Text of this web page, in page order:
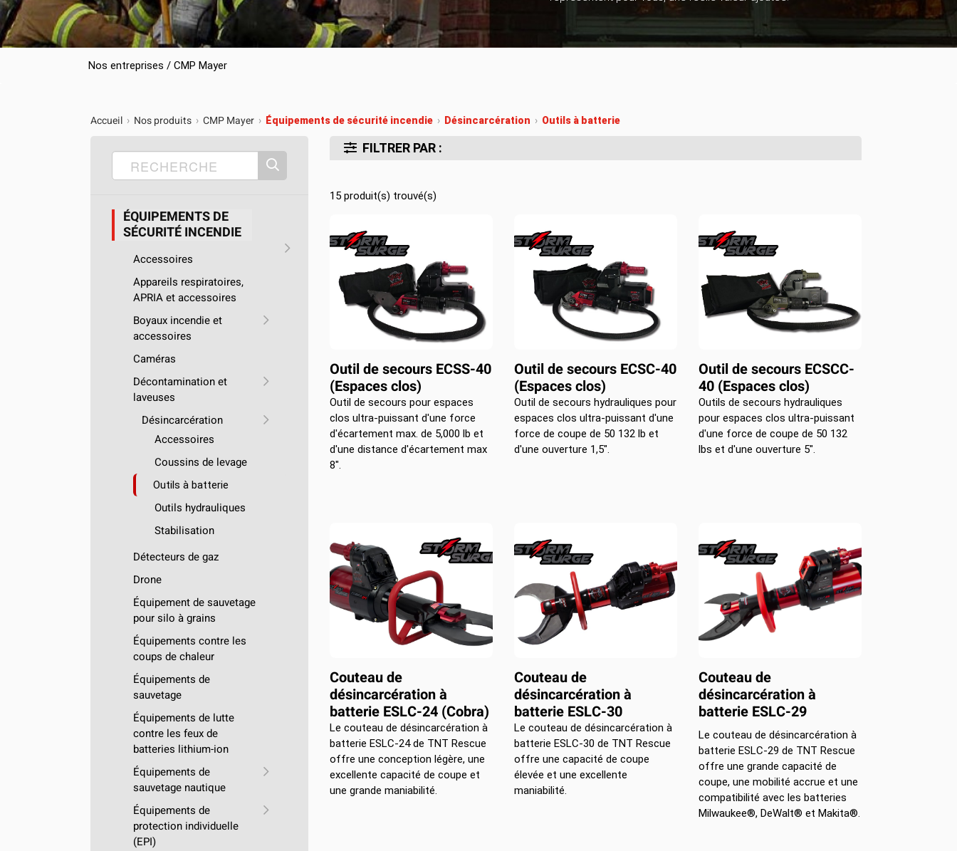
Camions en inventaire usagés
Demande de retour ou d’échange
Démonstration d’équipements
INSPECTION D’ÉCHELLES
CERTIFIÉES NFPA
Location d’habit de combat
Nos entreprises / CMP Mayer
Accueil › Nos produits › CMP Mayer › Équipements de sécurité incendie › Désincarcération › Outils à batterie
ÉQUIPEMENTS DE
SÉCURITÉ INCENDIE
Accessoires
Appareils respiratoires,
APRIA et accessoires
Boyaux incendie et
accessoires
Caméras
Décontamination et
laveuses
Désincarcération
Accessoires
Coussins de levage
Outils à batterie
Outils hydrauliques
Stabilisation
Détecteurs de gaz
Drone
Équipement de sauvetage
pour silo à grains
Équipements contre les
coups de chaleur
Équipements de
sauvetage
Équipements de lutte
contre les feux de
batteries lithium-ion
Équipements de
sauvetage nautique
Équipements de
protection individuelle
(EPI)
FILTRER PAR :
15produit(s) trouvé(s)
Outil de secours ECSS-40
(Espaces clos)
Outil de secours pour espaces
clos ultra-puissant d'une force
d'écartement max. de 5,000 lb et
d'une distance d'écartement max
8".
Outil de secours ECSC-40
(Espaces clos)
Outil de secours hydrauliques pour
espaces clos ultra-puissant d'une
force de coupe de 50 132 lb et
d'une ouverture 1,5".
Outil de secours ECSCC-
40 (Espaces clos)
Outils de secours hydrauliques
pour espaces clos ultra-puissant
d'une force de coupe de 50 132
lbs et d'une ouverture 5".
Couteau de
désincarcération à
batterie ESLC-24 (Cobra)
Le couteau de désincarcération à
batterie ESLC-24 de TNT Rescue
offre une conception légère, une
excellente capacité de coupe et
une grande maniabilité.
Couteau de
désincarcération à
batterie ESLC-30
Le couteau de désincarcération à
batterie ESLC-30 de TNT Rescue
offre une capacité de coupe
élevée et une excellente
maniabilité.
Couteau de
désincarcération à
batterie ESLC-29
Le couteau de désincarcération à
batterie ESLC-29 de TNT Rescue
offre une grande capacité de
coupe, une mobilité accrue et une
compatibilité avec les batteries
Milwaukee®, DeWalt® et Makita®.